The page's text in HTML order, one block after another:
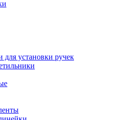
установки ручек